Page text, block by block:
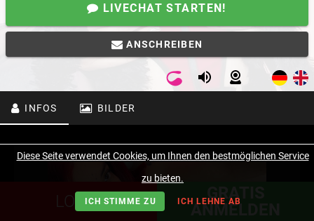
LIVECHAT STARTEN!
ANSCHREIBEN
INFOS BILDER
LOGIN
GRATIS
ANMELDEN
Diese Seite verwendet Cookies, um Ihnen den bestmöglichen Service
zu bieten.
ICH STIMME ZU ICH LEHNE AB